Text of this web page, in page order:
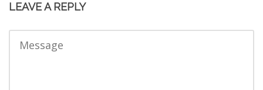
LEAVE A REPLY